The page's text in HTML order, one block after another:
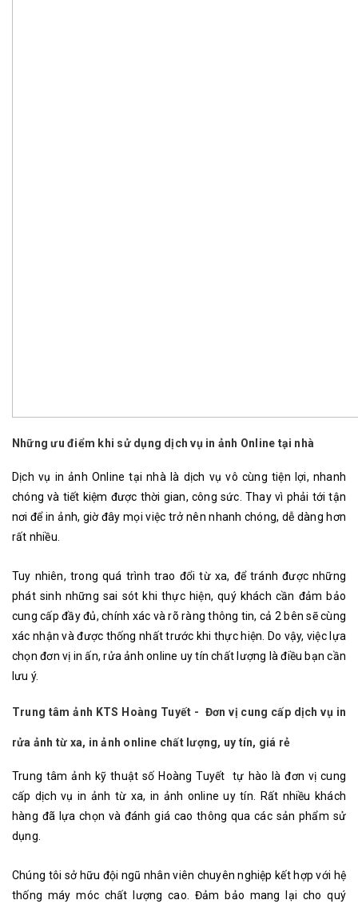
Những ưu điểm khi sử dụng dịch vụ in ảnh Online tại nhà
Dịch vụ in ảnh Online tại nhà là dịch vụ vô cùng tiện lợi, nhanh
chóng và tiết kiệm được thời gian, công sức. Thay vì phải tới tận
nơi để in ảnh, giờ đây mọi việc trở nên nhanh chóng, dễ dàng hơn
rất nhiều.
Tuy nhiên, trong quá trình trao đổi từ xa, để tránh được những
phát sinh những sai sót khi thực hiện, quý khách cần đảm bảo
cung cấp đầy đủ, chính xác và rõ ràng thông tin, cả 2 bên sẽ cùng
xác nhận và được thống nhất trước khi thực hiện. Do vậy, việc lựa
chọn đơn vị in ấn, rửa ảnh online uy tín chất lượng là điều bạn cần
lưu ý.
Trung tâm ảnh KTS Hoàng Tuyết - Đơn vị cung cấp dịch vụ in
rửa ảnh từ xa, in ảnh online chất lượng, uy tín, giá rẻ
Trung tâm ảnh kỹ thuật số Hoàng Tuyết tự hào là đơn vị cung
cấp dịch vụ in ảnh từ xa, in ảnh online uy tín. Rất nhiều khách
hàng đã lựa chọn và đánh giá cao thông qua các sản phẩm sử
dụng.
Chúng tôi sở hữu đội ngũ nhân viên chuyên nghiệp kết hợp với hệ
thống máy móc chất lượng cao. Đảm bảo mang lại cho quý